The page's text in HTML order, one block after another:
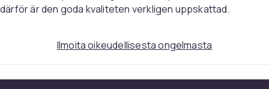
därför är den goda kvaliteten verkligen uppskattad.
Ilmoita oikeudellisesta ongelmasta